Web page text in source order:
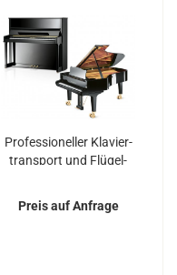
Pro­fes­sio­nel­ler Kla­vier­
trans­port und Flü­gel­
Preis auf Anfrage